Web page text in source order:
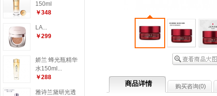
商品详情 购买咨询(0)
150ml
￥348
LA...
￥299
娇兰 蜂光瓶精华
水150ml...
￥288
雅诗兰黛研光透